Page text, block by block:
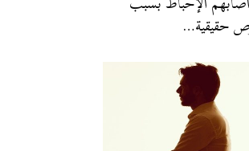
حقيقية…